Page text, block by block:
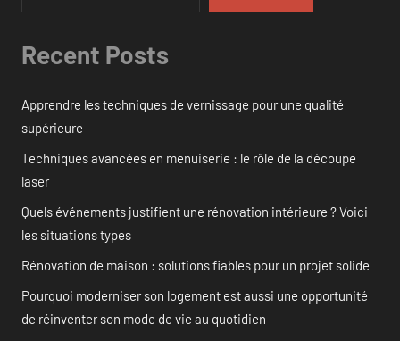
Recent Posts
Apprendre les techniques de vernissage pour une qualité
supérieure
Techniques avancées en menuiserie : le rôle de la découpe
laser
Quels événements justifient une rénovation intérieure ? Voici
les situations types
Rénovation de maison : solutions fiables pour un projet solide
Pourquoi moderniser son logement est aussi une opportunité
de réinventer son mode de vie au quotidien